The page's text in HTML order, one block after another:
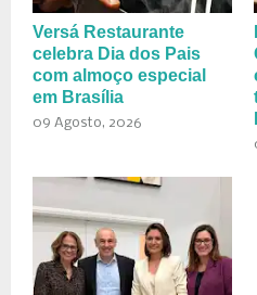
Versá Restaurante
celebra Dia dos Pais
com almoço especial
em Brasília
09 Agosto, 2026